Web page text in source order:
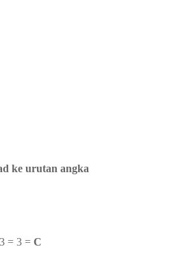
ke urutan angka
= 3 = C